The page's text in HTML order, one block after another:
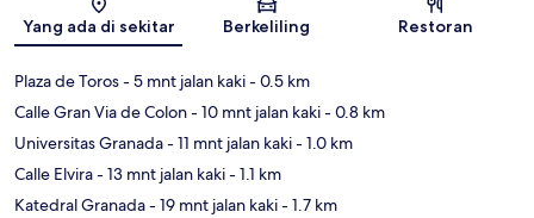
Peta
Yang ada di sekitar Berkeliling Restoran
Plaza de Toros- 5 mnt jalan kaki- 0.5 km
Calle Gran Via de Colon- 10 mnt jalan kaki- 0.8 km
Universitas Granada- 11 mnt jalan kaki- 1.0 km
Calle Elvira- 13 mnt jalan kaki- 1.1 km
Katedral Granada- 19 mnt jalan kaki- 1.7 km